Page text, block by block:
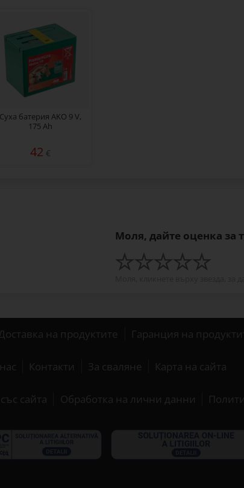
Суха батерия AKO 9 V,
175 Ah
42 €
Моля, дайте оценка за
на продуктите Гаранция на
Контакти За сваляне Карта на сайта
сайта Обработка на лични данни